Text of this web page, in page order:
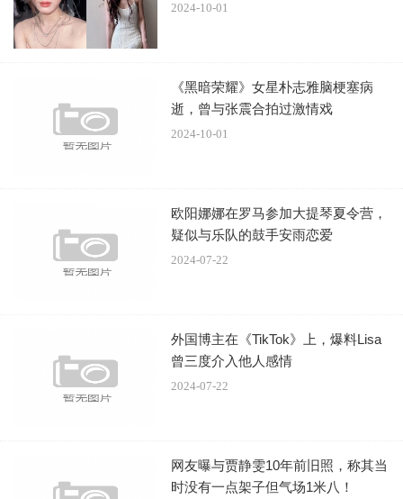
原文链接：
伍迪·艾伦法语新片《天降幸运》曝预告 入围威
尼斯
2024-10-01
《黑暗荣耀》女星朴志雅脑梗塞病
逝，曾与张震合拍过激情戏
2024-10-01
欧阳娜娜在罗马参加大提琴夏令营，
疑似与乐队的鼓手安雨恋爱
2024-07-22
外国博主在《TikTok》上，爆料Lisa
曾三度介入他人感情
2024-07-22
网友曝与贾静雯10年前旧照，称其当
时没有一点架子但气场1米八！